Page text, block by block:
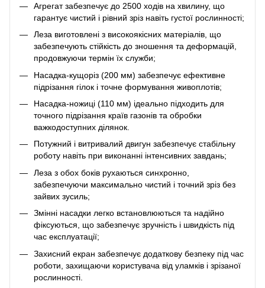
Агрегат забезпечує до 2500 ходів на хвилину, що
гарантує чистий і рівний зріз навіть густої рослинності;
Леза виготовлені з високоякісних матеріалів, що
забезпечують стійкість до зношення та деформацій,
продовжуючи термін їх служби;
Насадка-кущоріз (200 мм) забезпечує ефективне
підрізання гілок і точне формування живоплотів;
Насадка-ножиці (110 мм) ідеально підходить для
точного підрізання країв газонів та обробки
важкодоступних ділянок.
Потужний і витривалий двигун забезпечує стабільну
роботу навіть при виконанні інтенсивних завдань;
Леза з обох боків рухаються синхронно,
забезпечуючи максимально чистий і точний зріз без
зайвих зусиль;
Змінні насадки легко встановлюються та надійно
фіксуються, що забезпечує зручність і швидкість під
час експлуатації;
Захисний екран забезпечує додаткову безпеку під час
роботи, захищаючи користувача від уламків і зрізаної
рослинності.